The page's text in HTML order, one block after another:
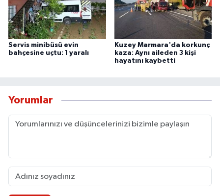
Servis minibüsü evin
bahçesine uçtu: 1 yaralı
Kuzey Marmara'da korkunç
kaza: Aynı aileden 3 kişi
hayatını kaybetti
Yorumlar